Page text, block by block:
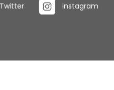
Twitter Instagram